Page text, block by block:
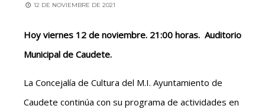
12 DE NOVIEMBRE DE 2021
Hoy viernes 12 de noviembre. 21:00 horas. Auditorio
Municipal de Caudete.
La Concejalía de Cultura del M.I. Ayuntamiento de
Caudete continúa con su programa de actividades en